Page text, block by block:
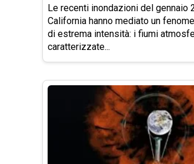
Le recenti inondazioni del gennaio
California hanno mediato un
di estrema intensità: i fiumi
caratterizzate...